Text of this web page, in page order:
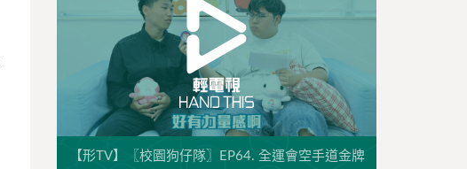
【形TV】〖校園狗仔隊〗EP64. 全運會空手道金牌